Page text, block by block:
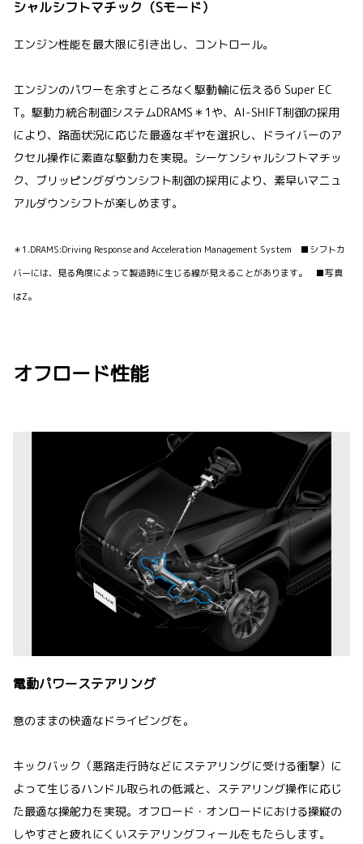
シャルシフトマチック（Sモード）
エンジン性能を最大限に引き出し、コントロール。
エンジンのパワーを余すところなく駆動輪に伝える6 Super EC
T。駆動力統合制御システムDRAMS＊1や、AI-SHIFT制御の採用
により、路面状況に応じた最適なギヤを選択し、ドライバーのア
クセル操作に素直な駆動力を実現。シーケンシャルシフトマチッ
ク、ブリッピングダウンシフト制御の採用により、素早いマニュ
アルダウンシフトが楽しめます。
＊1.DRAMS:Driving Response and Acceleration Management System ■シフトカ
バーには、見る角度によって製造時に生じる線が見えることがあります。 ■写真
はZ。
オフロード性能
電動パワーステアリング
意のままの快適なドライビングを。
キックバック（悪路走行時などにステアリングに受ける衝撃）に
よって生じるハンドル取られの低減と、ステアリング操作に応じ
た最適な操舵力を実現。オフロード・オンロードにおける操縦の
しやすさと疲れにくいステアリングフィールをもたらします。